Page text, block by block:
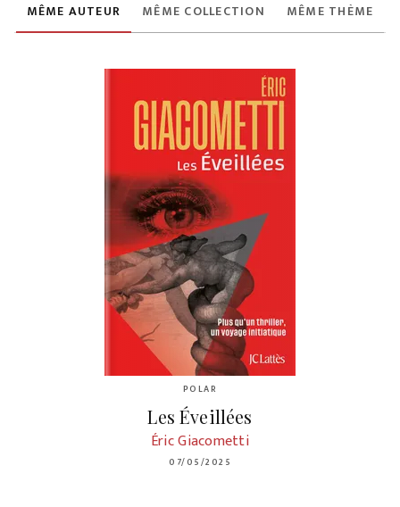
MÊME AUTEUR MÊME COLLECTION MÊME THÈME
POLAR
Les Éveillées
Éric Giacometti
07/05/2025